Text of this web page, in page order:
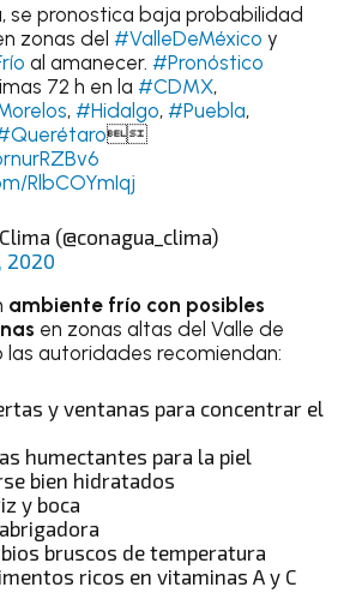
se pronostica baja probabilidad
zonas del #ValleDeMéxico y
al amanecer. #Pronóstico
72 h en la #CDMX,
, #Hidalgo, #Puebla,

RlbCOYmIqj
(@conagua_clima)
2020
ambiente frío con posibles
en zonas altas del Valle de
las autoridades recomiendan:
y ventanas para concentrar el
humectantes para la piel
bien hidratados
y boca
bruscos de temperatura
ricos en vitaminas A y C